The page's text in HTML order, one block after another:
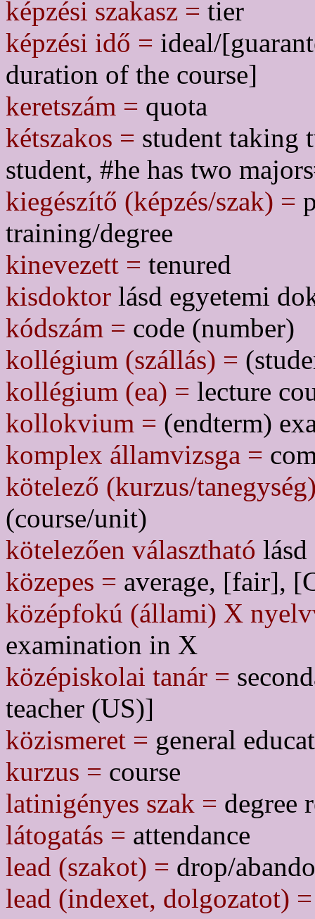
képzési szakasz = tier
képzési idő = ideal/
duration of the course]
keretszám = quota
kétszakos = student taking
student, #he has two
kiegészítő (képzés/szak) =
training/degree
kinevezett = tenured
kisdoktor lásd egyetemi
kódszám = code (number)
kollégium (szállás) =
kollégium (ea) = lecture
kollokvium = (endterm)
komplex államvizsga =
kötelező (kurzus/
(course/unit)
kötelezően választható
közepes = average, [fair],
középfokú (állami) X
examination in X
középiskolai tanár =
teacher (US)]
közismeret = general
kurzus = course
latinigényes szak = degree
látogatás = attendance
lead (szakot) = drop/
lead (indexet, dolgozatot) =